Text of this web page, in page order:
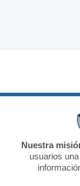
Nuestra
usuarios